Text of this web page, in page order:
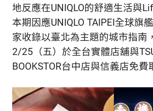
地反應在UNIQLO的舒適生活與
本期因應UNIQLO TAIPEI全球旗
家收錄以臺北為主題的城市指南
2/25（五）於全台實體店舖與
BOOKSTOR台中店與信義店免費